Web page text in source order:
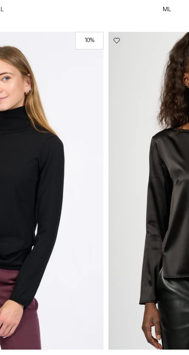
L M L
10%